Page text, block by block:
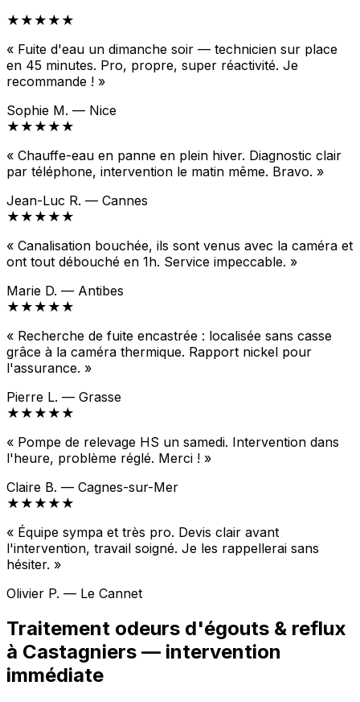
★★★★★
« Fuite d'eau un dimanche soir — technicien sur place
en 45 minutes. Pro, propre, super réactivité. Je
recommande ! »
Sophie M. — Nice
★★★★★
« Chauffe-eau en panne en plein hiver. Diagnostic clair
par téléphone, intervention le matin même. Bravo. »
Jean-Luc R. — Cannes
★★★★★
« Canalisation bouchée, ils sont venus avec la caméra et
ont tout débouché en 1h. Service impeccable. »
Marie D. — Antibes
★★★★★
« Recherche de fuite encastrée : localisée sans casse
grâce à la caméra thermique. Rapport nickel pour
l'assurance. »
Pierre L. — Grasse
★★★★★
« Pompe de relevage HS un samedi. Intervention dans
l'heure, problème réglé. Merci ! »
Claire B. — Cagnes-sur-Mer
★★★★★
« Équipe sympa et très pro. Devis clair avant
l'intervention, travail soigné. Je les rappellerai sans
hésiter. »
Olivier P. — Le Cannet
Traitement odeurs d'égouts & reflux
à Castagniers — intervention
immédiate